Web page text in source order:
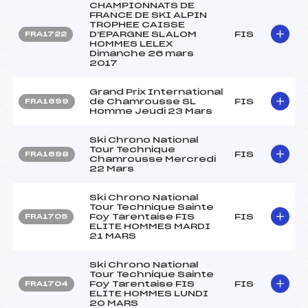
FRA1722
CHAMPIONNATS DE
FRANCE DE SKI ALPIN
TROPHEE CAISSE
D'EPARGNE SLALOM
HOMMES LELEX
Dimanche 26 mars
2017
FIS
FRA1699
Grand Prix International
de Chamrousse SL
Homme Jeudi 23 Mars
FIS
FRA1698
Ski Chrono National
Tour Technique
Chamrousse Mercredi
22 Mars
FIS
FRA1705
Ski Chrono National
Tour Technique Sainte
Foy Tarentaise FIS
ELITE HOMMES MARDI
21 MARS
FIS
FRA1704
Ski Chrono National
Tour Technique Sainte
Foy Tarentaise FIS
ELITE HOMMES LUNDI
20 MARS
FIS